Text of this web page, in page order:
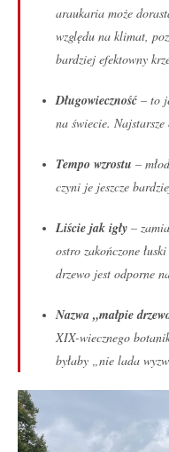
araukaria może
względu na klimat,
bardziej efektowny
Długowieczność – to
na świecie.
Tempo wzrostu –
czyni je jeszcze
Liście jak igły –
ostro zakończone
drzewo jest odporne
Nazwa „małpie
XIX-wiecznego
byłaby „nie lada